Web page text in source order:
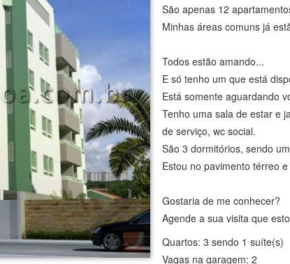
São apenas 12
Minhas áreas comuns já
Todos estão amando...
E só tenho um que está
Está somente aguardando
Tenho uma sala de estar e
de serviço, wc social.
São 3 dormitórios, sendo
Estou no pavimento térreo
Gostaria de me conhecer?
Agende a sua visita que
Quartos: 3 sendo 1 suíte(s)
Vagas na garagem: 2